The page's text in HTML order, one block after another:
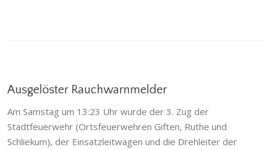
Ausgelöster Rauchwarnmelder
Am Samstag um 13:23 Uhr wurde der 3. Zug der
Stadtfeuerwehr (Ortsfeuerwehren Giften, Ruthe und
Schliekum), der Einsatzleitwagen und die Drehleiter der